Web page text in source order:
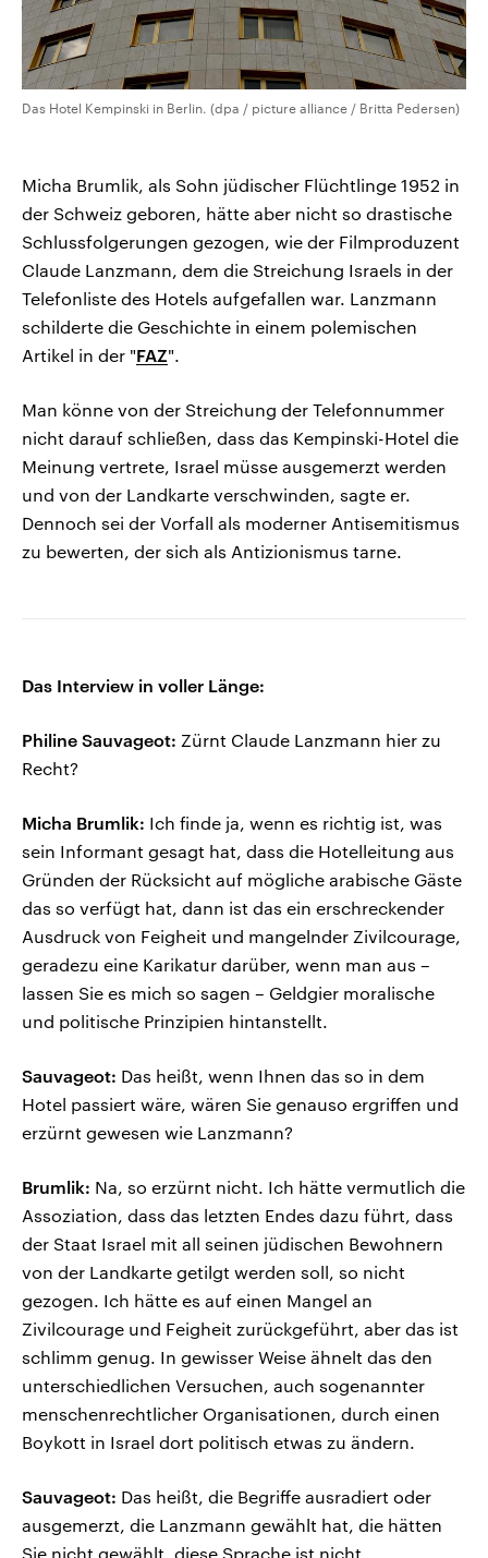
Das Hotel Kempinski in Berlin. (dpa / picture alliance / Britta Pedersen)
Micha Brumlik, als Sohn jüdischer Flüchtlinge 1952 in
der Schweiz geboren, hätte aber nicht so drastische
Schlussfolgerungen gezogen, wie der Filmproduzent
Claude Lanzmann, dem die Streichung Israels in der
Telefonliste des Hotels aufgefallen war. Lanzmann
schilderte die Geschichte in einem polemischen
Artikel in der "FAZ".
Man könne von der Streichung der Telefonnummer
nicht darauf schließen, dass das Kempinski-Hotel die
Meinung vertrete, Israel müsse ausgemerzt werden
und von der Landkarte verschwinden, sagte er.
Dennoch sei der Vorfall als moderner Antisemitismus
zu bewerten, der sich als Antizionismus tarne.
Das Interview in voller Länge:
Philine Sauvageot: Zürnt Claude Lanzmann hier zu
Recht?
Micha Brumlik: Ich finde ja, wenn es richtig ist, was
sein Informant gesagt hat, dass die Hotelleitung aus
Gründen der Rücksicht auf mögliche arabische Gäste
das so verfügt hat, dann ist das ein erschreckender
Ausdruck von Feigheit und mangelnder Zivilcourage,
geradezu eine Karikatur darüber, wenn man aus –
lassen Sie es mich so sagen – Geldgier moralische
und politische Prinzipien hintanstellt.
Sauvageot: Das heißt, wenn Ihnen das so in dem
Hotel passiert wäre, wären Sie genauso ergriffen und
erzürnt gewesen wie Lanzmann?
Brumlik: Na, so erzürnt nicht. Ich hätte vermutlich die
Assoziation, dass das letzten Endes dazu führt, dass
der Staat Israel mit all seinen jüdischen Bewohnern
von der Landkarte getilgt werden soll, so nicht
gezogen. Ich hätte es auf einen Mangel an
Zivilcourage und Feigheit zurückgeführt, aber das ist
schlimm genug. In gewisser Weise ähnelt das den
unterschiedlichen Versuchen, auch sogenannter
menschenrechtlicher Organisationen, durch einen
Boykott in Israel dort politisch etwas zu ändern.
Sauvageot: Das heißt, die Begriffe ausradiert oder
ausgemerzt, die Lanzmann gewählt hat, die hätten
Sie nicht gewählt, diese Sprache ist nicht